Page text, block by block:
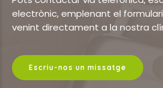
electrònic, emplenant el
venint directament a la nostra
Escriu-nos un missatge